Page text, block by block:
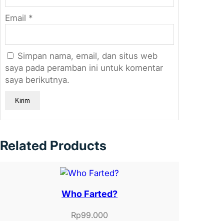
Email *
Simpan nama, email, dan situs web
saya pada peramban ini untuk komentar
saya berikutnya.
Related Products
Who Farted?
Rp99.000